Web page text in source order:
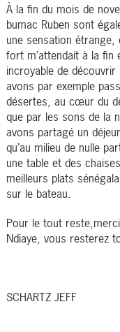
À la fin du mois de
bumac Ruben sont
une sensation étrange,
fort m’attendait à la fin
incroyable de
avons par exemple
désertes, au cœur du
que par les sons de la
avons partagé un
qu’au milieu de nulle
une table et des
meilleurs plats
sur le bateau.
Pour le tout
Ndiaye, vous resterez
SCHARTZ JEFF